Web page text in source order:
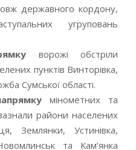
державного кордону,
угруповань
ворожі обстріли
пунктів Винторівка,
Сумської області.
мінометних та
райони населених
Землянки, Устинівка,
та Кам’янка